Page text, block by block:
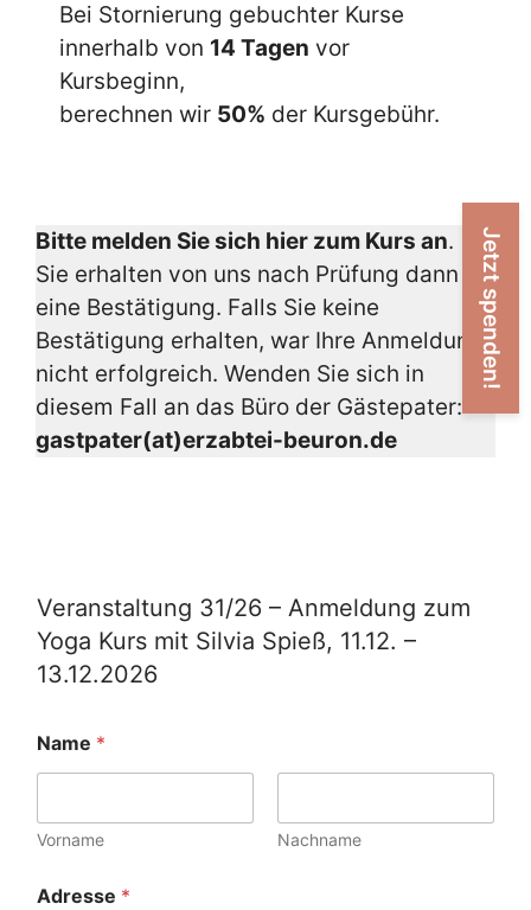
Bei Stornierung gebuchter Kurse
innerhalb von 14 Tagen vor
Kursbeginn,
berechnen wir 50% der Kursgebühr.
Bitte melden Sie sich hier zum Kurs an.
Sie erhalten von uns nach Prüfung dann
eine Bestätigung. Falls Sie keine
Bestätigung erhalten, war Ihre Anmeldung
nicht erfolgreich. Wenden Sie sich in
diesem Fall an das Büro der Gästepater:
gastpater(at)erzabtei-beuron.de
Veranstaltung 31/26 – Anmeldung zum
Yoga Kurs mit Silvia Spieß, 11.12. –
13.12.2026
Name *
Vorname Nachname
Adresse *
Jetzt spenden!